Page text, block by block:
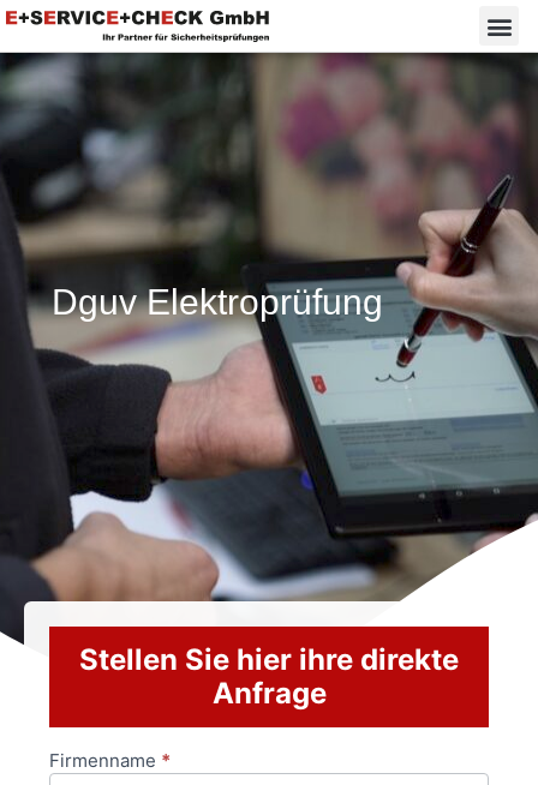
Dguv Elektroprüfung
Stellen Sie hier ihre direkte
Anfrage
Anfrageformular
Firmenname *